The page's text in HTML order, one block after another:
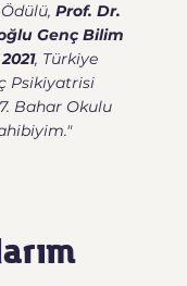
Prof. Dr.
Genç Bilim
, Türkiye
Psikiyatrisi
Bahar Okulu